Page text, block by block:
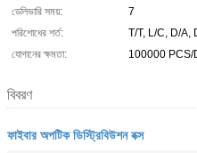
ডেলিভারি সময়:
7
পরিশোধের শর্ত:
T/T, L/C, D/A, D/
যোগানের ক্ষমতা:
100000 PCS/
বিবরণ
ফাইবার অপটিক ডিস্ট্রিবিউশন বক্স